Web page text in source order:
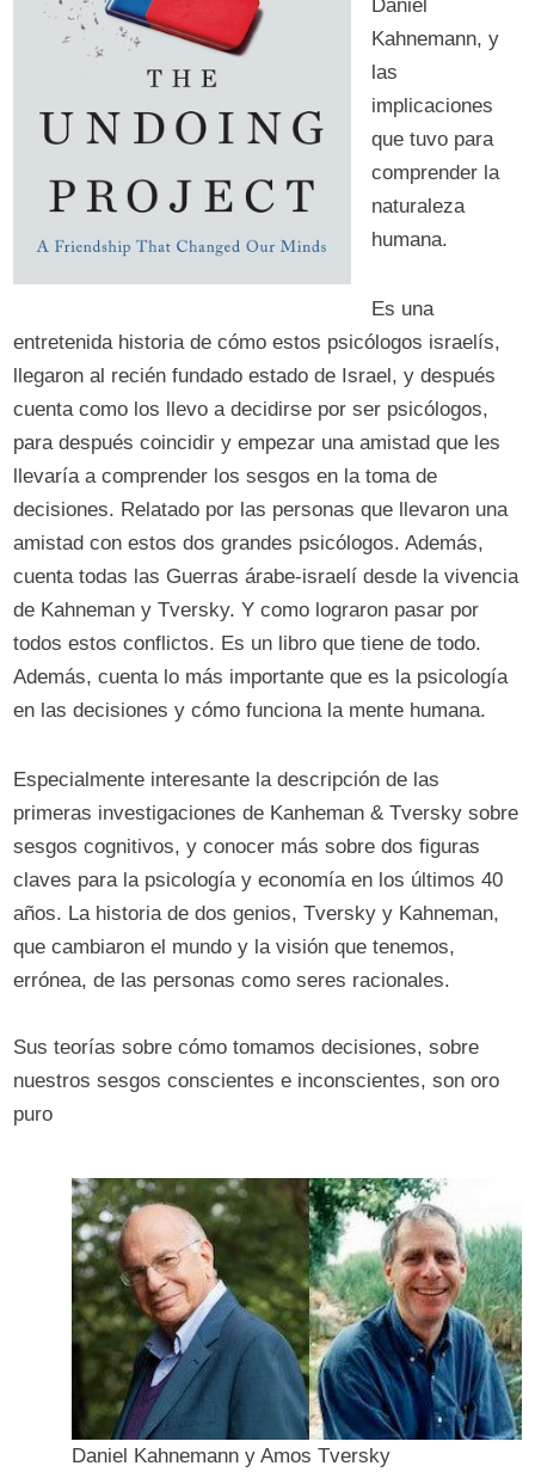
Daniel
Kahnemann, y
las
implicaciones
que tuvo para
comprender la
naturaleza
humana.
Es una
entretenida historia de cómo estos psicólogos israelís,
llegaron al recién fundado estado de Israel, y después
cuenta como los llevo a decidirse por ser psicólogos,
para después coincidir y empezar una amistad que les
llevaría a comprender los sesgos en la toma de
decisiones. Relatado por las personas que llevaron una
amistad con estos dos grandes psicólogos. Además,
cuenta todas las Guerras árabe-israelí desde la vivencia
de Kahneman y Tversky. Y como lograron pasar por
todos estos conflictos. Es un libro que tiene de todo.
Además, cuenta lo más importante que es la psicología
en las decisiones y cómo funciona la mente humana.
Especialmente interesante la descripción de las
primeras investigaciones de Kanheman & Tversky sobre
sesgos cognitivos, y conocer más sobre dos figuras
claves para la psicología y economía en los últimos 40
años. La historia de dos genios, Tversky y Kahneman,
que cambiaron el mundo y la visión que tenemos,
errónea, de las personas como seres racionales.
Sus teorías sobre cómo tomamos decisiones, sobre
nuestros sesgos conscientes e inconscientes, son oro
puro
Daniel Kahnemann y Amos Tversky